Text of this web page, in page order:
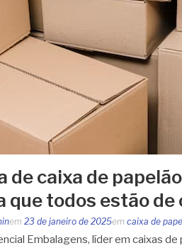
de caixa de
que todos estão de
em 23 de janeiro de 2025em caixa de
Embalagens, líder em caixas